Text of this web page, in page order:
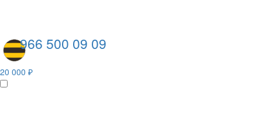
966 500 09 09
20 000 ₽